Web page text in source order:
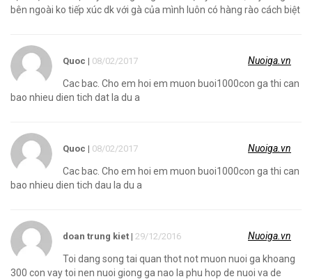
bên ngoài ko tiếp xúc dk với gà của mình luôn có hàng rào cách biệt
Quoc | 08/02/2017 Nuoiga.vn
Cac bac. Cho em hoi em muon buoi1000con ga thi can
bao nhieu dien tich dat la du a
Quoc | 08/02/2017 Nuoiga.vn
Cac bac. Cho em hoi em muon buoi1000con ga thi can
bao nhieu dien tich dau la du a
doan trung kiet | 29/12/2016 Nuoiga.vn
Toi dang song tai quan thot not muon nuoi ga khoang
300 con vay toi nen nuoi giong ga nao la phu hop de nuoi va de